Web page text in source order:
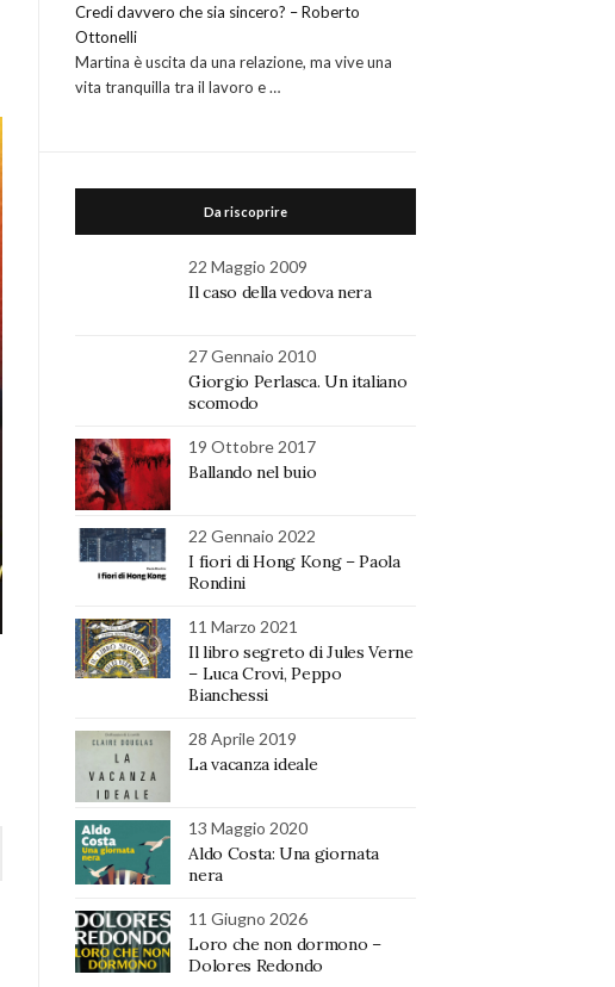
Credi davvero che sia sincero? – Roberto
Ottonelli
Martina è uscita da una relazione, ma vive una
vita tranquilla tra il lavoro e …
Da riscoprire
22 Maggio 2009
Il caso della vedova nera
27 Gennaio 2010
Giorgio Perlasca. Un italiano
scomodo
19 Ottobre 2017
Ballando nel buio
22 Gennaio 2022
I fiori di Hong Kong – Paola
Rondini
11 Marzo 2021
Il libro segreto di Jules Verne
– Luca Crovi, Peppo
Bianchessi
28 Aprile 2019
La vacanza ideale
13 Maggio 2020
Aldo Costa: Una giornata
nera
11 Giugno 2026
Loro che non dormono –
Dolores Redondo